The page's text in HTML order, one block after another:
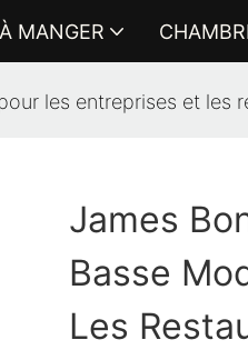
MANGER
les entreprises et les
James
Basse
Les